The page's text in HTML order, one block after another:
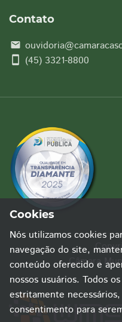
Contato
email
smartphone (45) 3321-8800
Câmara
Cookies
Nós utilizamos cookies
navegação do site,
conteúdo oferecido e
nossos usuários. Todos
estritamente
consentimento para